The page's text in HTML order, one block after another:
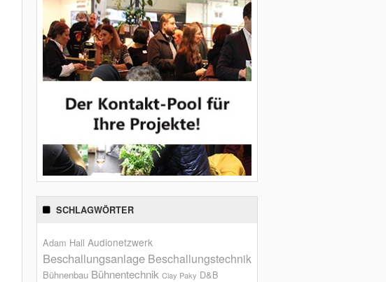
SCHLAGWÖRTER
Adam Hall Audionetzwerk
Beschallungsanlage Beschallungstechnik
Bühnenbau Bühnentechnik Clay Paky D&B